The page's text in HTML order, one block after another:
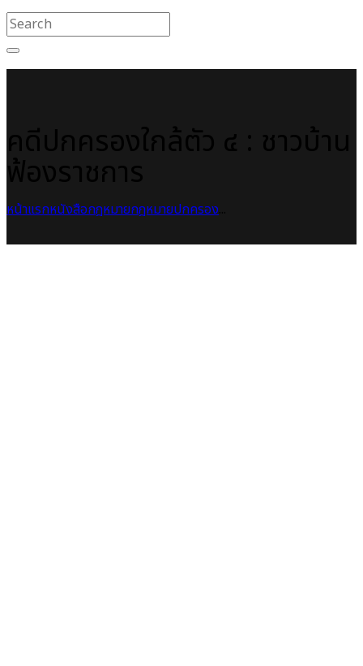
หน้าแรกหนังสือกฎหมายกฎหมายปกครอง